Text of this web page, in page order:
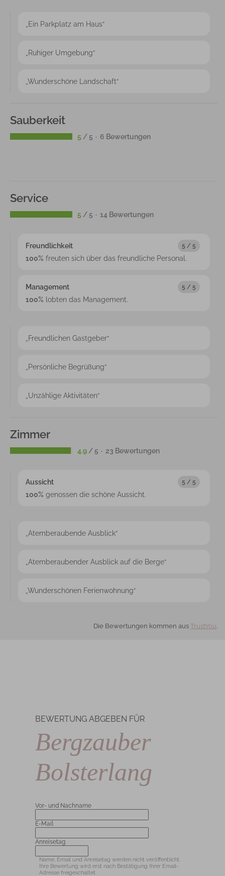
„Ein Parkplatz am Haus“
„Ruhiger Umgebung“
„Wunderschöne Landschaft“
Sauberkeit
5 / 5 6 Bewertungen
Service
5 / 5 14 Bewertungen
Freundlichkeit
100% freuten sich über das freundliche Personal.
5 / 5
Management
100% lobten das Management.
5 / 5
„Freundlichen Gastgeber“
„Persönliche Begrüßung“
„Unzählige Aktivitäten“
Zimmer
4.9/ 5 23 Bewertungen
Aussicht
100% genossen die schöne Aussicht.
5 / 5
„Atemberaubende Ausblick“
„Atemberaubender Ausblick auf die Berge“
„Wunderschönen Ferienwohnung“
Die Bewertungen kommen aus TrustYou
BEWERTUNG ABGEBEN FÜR
Bergzauber
Bolsterlang
Vor- und Nachname
E-Mail
Anreisetag
Name, Email und Anreisetag werden nicht veröffentlicht.
Ihre Bewertung wird erst nach Bestätigung Ihrer Email-
Adresse freigeschaltet.